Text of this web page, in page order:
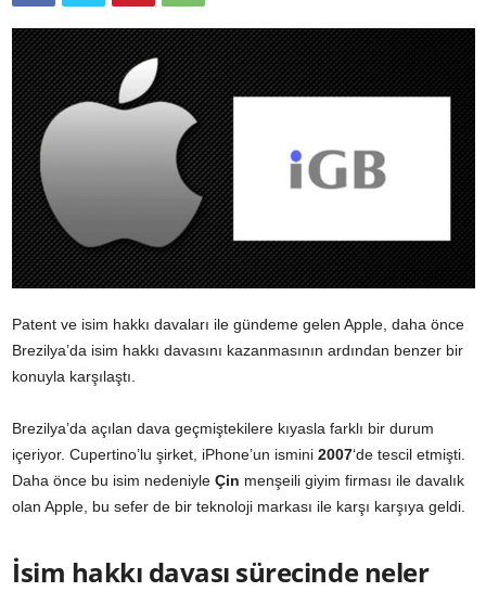
Patent ve isim hakkı davaları ile gündeme gelen Apple, daha önce
Brezilya’da isim hakkı davasını kazanmasının ardından benzer bir
konuyla karşılaştı.
Brezilya’da açılan dava geçmiştekilere kıyasla farklı bir durum
içeriyor. Cupertino’lu şirket, iPhone’un ismini 2007‘de tescil etmişti.
Daha önce bu isim nedeniyle Çin menşeili giyim firması ile davalık
olan Apple, bu sefer de bir teknoloji markası ile karşı karşıya geldi.
İsim hakkı davası sürecinde neler